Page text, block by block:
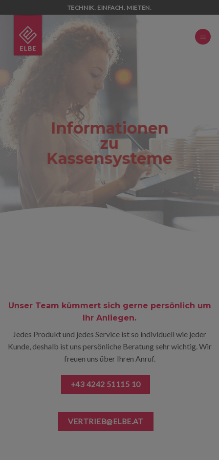
to
content
TECHNIK. EINFACH. MIETEN.
Informationen
zu
Kassensysteme
Unser Team kümmert sich gerne persönlich um
Ihr Anliegen.
Jedes Produkt und jedes Service ist so individuell wie jeder
Kunde, deshalb ist uns persönliche Beratung sehr wichtig. Wir
freuen uns über Ihren Anruf.
+43 4242 51115 10
VERTRIEB@ELBE.AT